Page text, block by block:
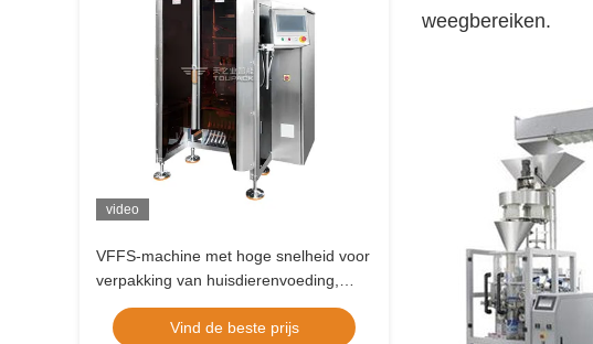
video
VFFS-machine met hoge snelheid voor
verpakking van huisdierenvoeding,
snacks en noten met 80-200
zakken/minVind de beste prijs
weegbereiken.